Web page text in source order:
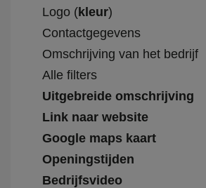
Logo (kleur)
Contactgegevens
Omschrijving van het bedrijf
Alle filters
Uitgebreide omschrijving
Link naar website
Google maps kaart
Openingstijden
Bedrijfsvideo